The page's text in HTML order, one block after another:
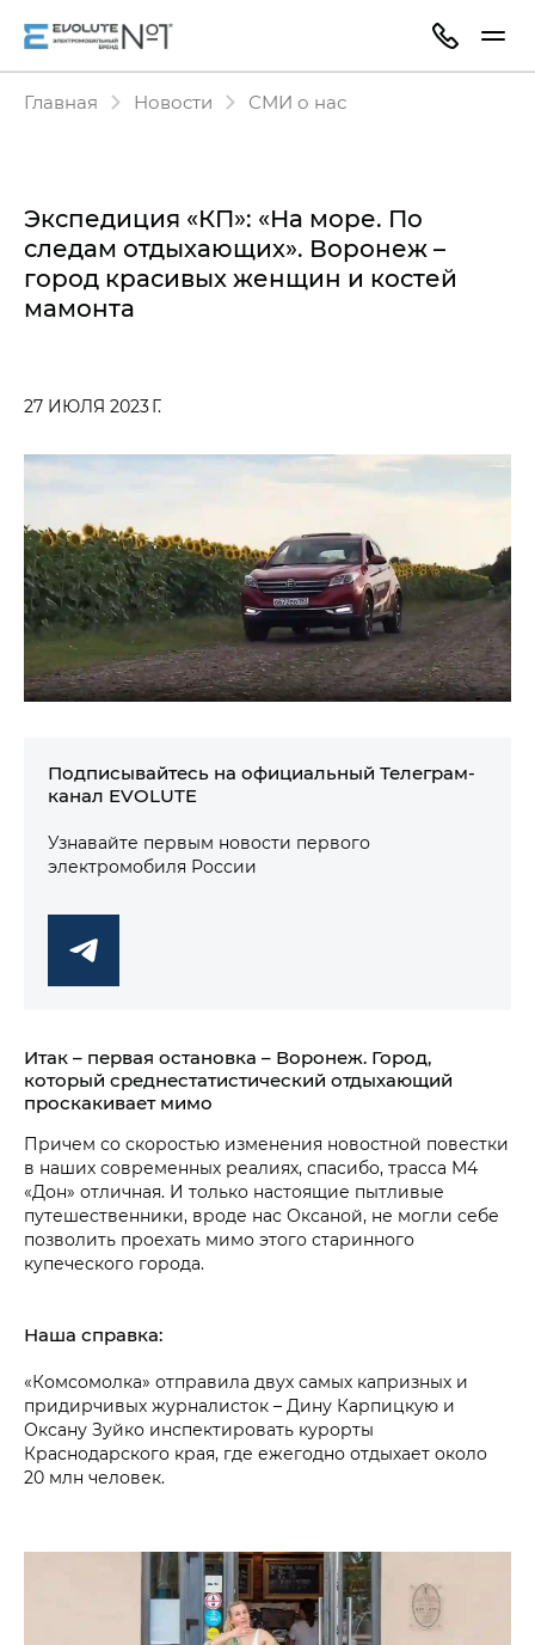
Главная Новости СМИ о нас
Экспедиция «КП»: «На море. По
следам отдыхающих». Воронеж –
город красивых женщин и костей
мамонта
27 ИЮЛЯ 2023 Г.
Подписывайтесь на официальный Телеграм-
канал EVOLUTE
Узнавайте первым новости первого
электромобиля России
Итак – первая остановка – Воронеж. Город,
который среднестатистический отдыхающий
проскакивает мимо
Причем со скоростью изменения новостной повестки
в наших современных реалиях, спасибо, трасса М4
«Дон» отличная. И только настоящие пытливые
путешественники, вроде нас Оксаной, не могли себе
позволить проехать мимо этого старинного
купеческого города.
Наша справка:
«Комсомолка» отправила двух самых капризных и
придирчивых журналисток – Дину Карпицкую и
Оксану Зуйко инспектировать курорты
Краснодарского края, где ежегодно отдыхает около
20 млн человек.